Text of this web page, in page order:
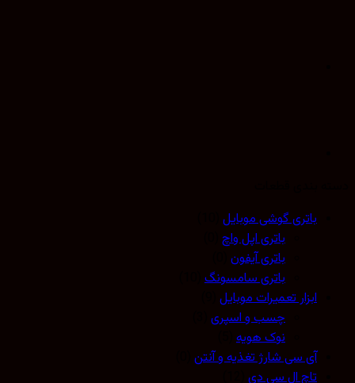
باتری گوشی موبایل(10)
باتری اپل واچ(0)
باتری آیفون(0)
باتری سامسونگ(10)
ابزار تعمیرات موبایل(9)
چسب و اسپری(3)
نوک هویه(5)
آی سی شارژ تغذیه و آنتن(0)
تاچ ال سی دی(12)